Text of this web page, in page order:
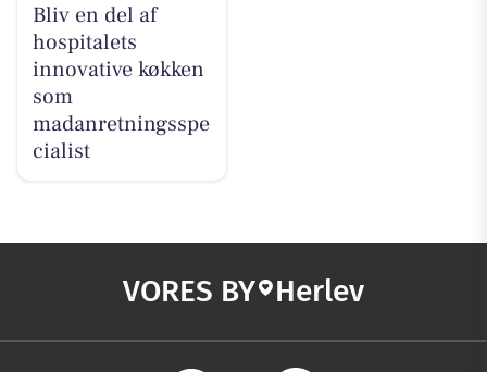
Bliv en del af
hospitalets
innovative køkken
som
madanretningsspe
cialist
VORES BY Herlev